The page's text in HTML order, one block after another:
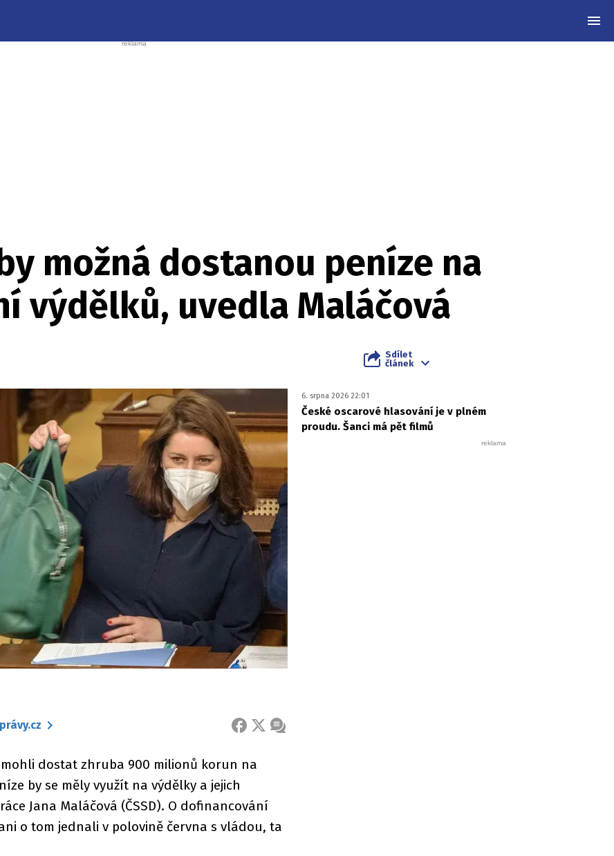
možná dostanou peníze na
výdělků, uvedla Maláčová
Sdílet
článek
FACEBOOK
X ZPRÁVA
dostat zhruba 900 milionů korun na
by se měly využít na výdělky a jejich
Jana Maláčová (ČSSD). O dofinancování
o tom jednali v polovině června s vládou, ta
6. srpna 2026 22:01
České oscarové hlasování je v plném
proudu. Šanci má pět filmů